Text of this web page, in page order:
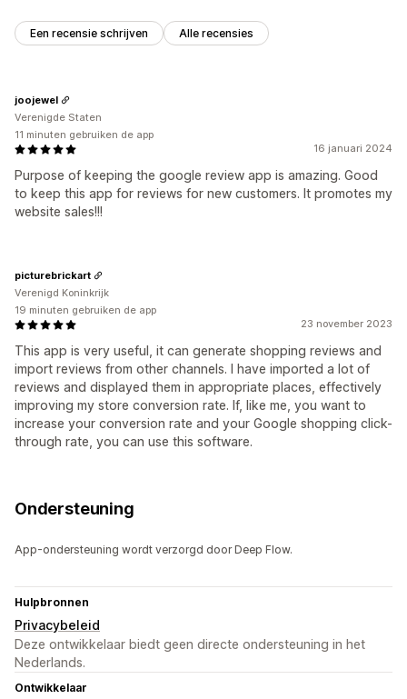
Een recensie schrijven Alle recensies
16 januari 2024
Purpose of keeping the google review app is amazing. Good
to keep this app for reviews for new customers. It promotes my
website sales!!!
joojewel
Verenigde Staten
11 minuten gebruiken de app
23 november 2023
This app is very useful, it can generate shopping reviews and
import reviews from other channels. I have imported a lot of
reviews and displayed them in appropriate places, effectively
improving my store conversion rate. If, like me, you want to
increase your conversion rate and your Google shopping click-
through rate, you can use this software.
picturebrickart
Verenigd Koninkrijk
19 minuten gebruiken de app
Ondersteuning
App-ondersteuning wordt verzorgd door Deep Flow.
Hulpbronnen
Privacybeleid
Deze ontwikkelaar biedt geen directe ondersteuning in het
Nederlands.
Ontwikkelaar